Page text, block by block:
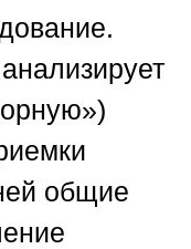
общие